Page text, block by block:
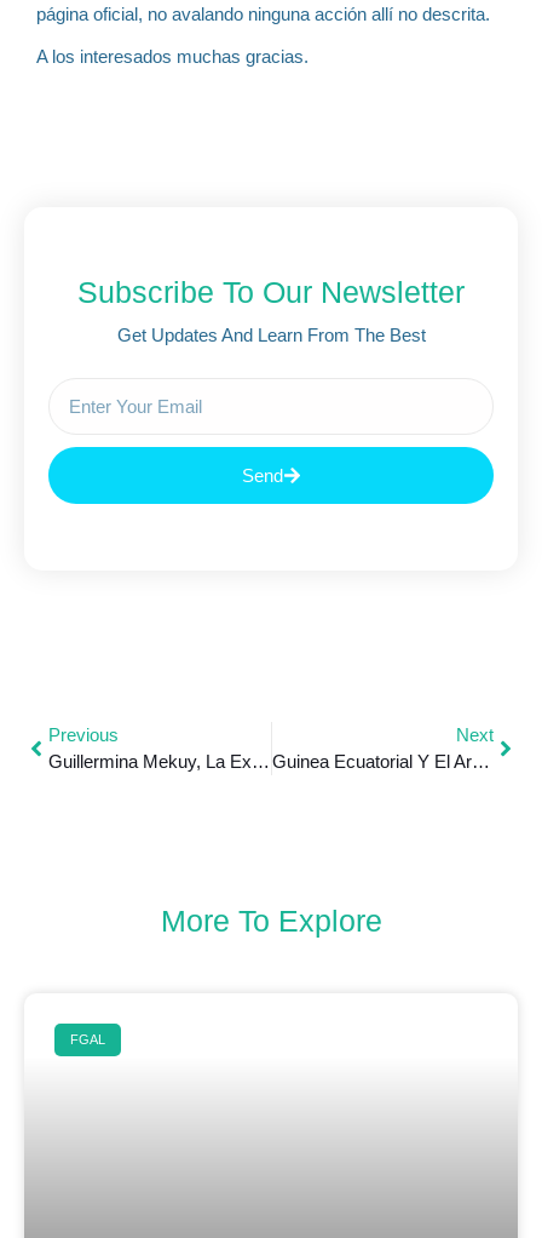
página oficial, no avalando ninguna acción allí no descrita.
A los interesados muchas gracias.
Subscribe To Our Newsletter
Get Updates And Learn From The Best
Send
Previous
Guillermina Mekuy, La Ex Ministra De Cultura Y Escritora, Ahora Editora E Impulsora De La Cosmética Inclusiva
Next
Guinea Ecuatorial Y El Arte Escultórico
More To Explore
FGAL